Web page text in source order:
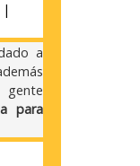
|
a
para